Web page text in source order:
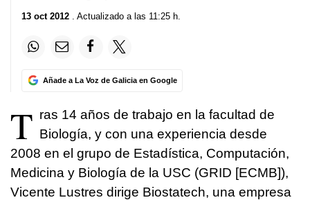
13 oct 2012 . Actualizado a las 11:25 h.
Añade a La Voz de Galicia en Google
T ras 14 años de trabajo en la facultad de
Biología, y con una experiencia desde
2008 en el grupo de Estadística, Computación,
Medicina y Biología de la USC (GRID [ECMB]),
Vicente Lustres dirige Biostatech, una empresa